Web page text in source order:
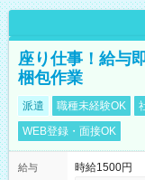
座り仕事！給与
梱包作業
派遣 職種未経験OK
WEB登録・面接OK
給与
時給1500円